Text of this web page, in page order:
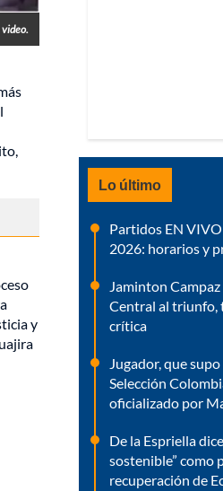
video.
y
Lo último
Partidos EN
2026: horarios y
Jaminton
Central al triunfo,
crítica
Jugador, que
Selección
oficializado por
De la Espriella
sostenible” como
recuperación de